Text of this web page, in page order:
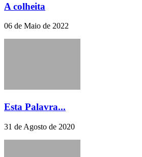
A colheita
06 de Maio de 2022
Esta Palavra...
31 de Agosto de 2020